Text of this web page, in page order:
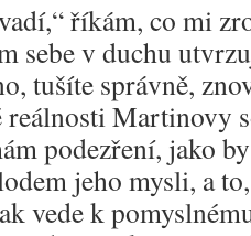
říkám, co mi
sebe v duchu
tušíte správně,
reálnosti Martinovy
podezření, jako
jeho mysli, a
vede k